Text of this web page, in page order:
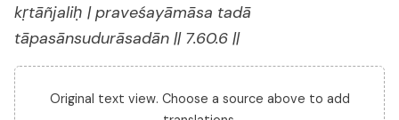
kṛtāñjaliḥ | praveśayāmāsa tadā
tāpasānsudurāsadān || 7.60.6 ||
Original text view. Choose a source above to add